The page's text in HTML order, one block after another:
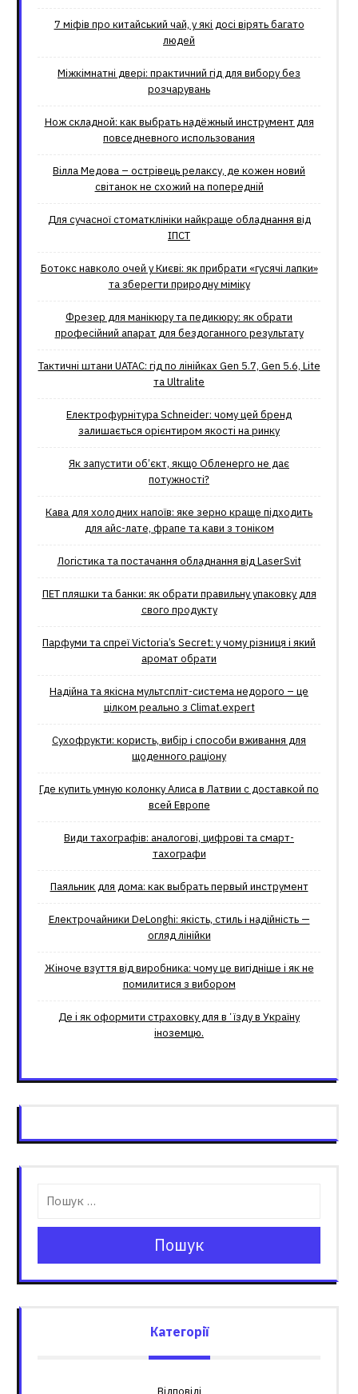
7 міфів про китайський чай, у які досі вірять багато
людей
Міжкімнатні двері: практичний гід для вибору без
розчарувань
Нож складной: как выбрать надёжный инструмент для
повседневного использования
Вілла Медова – острівець релаксу, де кожен новий
світанок не схожий на попередній
Для сучасної стоматклініки найкраще обладнання від
ІПСТ
Ботокс навколо очей у Києві: як прибрати «гусячі лапки»
та зберегти природну міміку
Фрезер для манікюру та педикюру: як обрати
професійний апарат для бездоганного результату
Тактичні штани UATAC: гід по лінійках Gen 5.7, Gen 5.6, Lite
та Ultralite
Електрофурнітура Schneider: чому цей бренд
залишається орієнтиром якості на ринку
Як запустити об’єкт, якщо Обленерго не дає
потужності?
Кава для холодних напоїв: яке зерно краще підходить
для айс-лате, фрапе та кави з тоніком
Логістика та постачання обладнання від LaserSvit
ПЕТ пляшки та банки: як обрати правильну упаковку для
свого продукту
Парфуми та спреї Victoria’s Secret: у чому різниця і який
аромат обрати
Надійна та якісна мультспліт-система недорого – це
цілком реально з Climat.еxpert
Сухофрукти: користь, вибір і способи вживання для
щоденного раціону
Где купить умную колонку Алиса в Латвии с доставкой по
всей Европе
Види тахографів: аналогові, цифрові та смарт-
тахографи
Паяльник для дома: как выбрать первый инструмент
Електрочайники DeLonghi: якість, стиль і надійність —
огляд лінійки
Жіноче взуття від виробника: чому це вигідніше і як не
помилитися з вибором
Де і як оформити страховку для вʼїзду в Україну
іноземцю.
Пошук
Категорії